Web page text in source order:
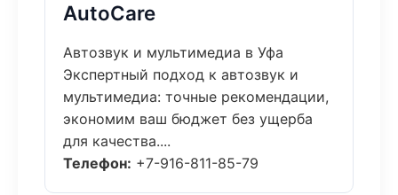
AutoCare
Автозвук и мультимедиа в Уфа
Экспертный подход к автозвук и
мультимедиа: точные рекомендации,
экономим ваш бюджет без ущерба
для качества....
Телефон: +7-916-811-85-79